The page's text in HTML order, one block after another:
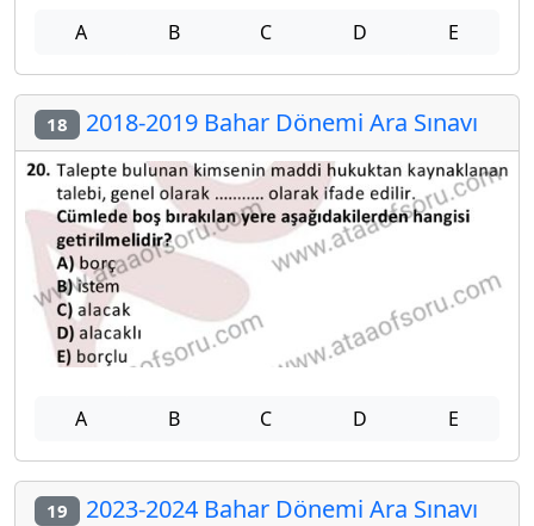
A B C D E
18 2018-2019 Bahar Dönemi Ara Sınavı
A B C D E
19 2023-2024 Bahar Dönemi Ara Sınavı